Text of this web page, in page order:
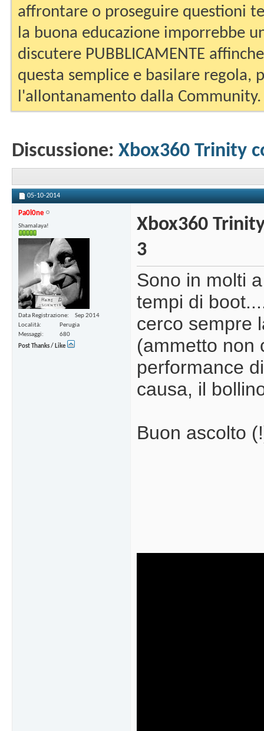
affrontare o proseguire questioni
la buona educazione imporrebbe
discutere PUBBLICAMENTE
questa semplice e basilare regola,
l'allontanamento dalla Community.
Discussione: Xbox360 Trinity
05-10-2014
Pa0l0ne
Shamalaya!
Data Registrazione
Sep 2014
Località
Perugia
Messaggi
680
Post Thanks / Like
Xbox360
3
Sono in molti
tempi di
cerco sempre
(ammetto non
performance
causa, il
Buon ascolto